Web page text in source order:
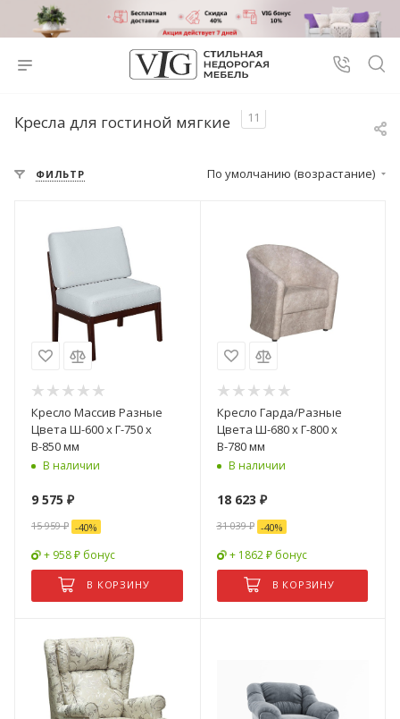
Кресла для гостиной мягкие 11
ФИЛЬТР По умолчанию (возрастание)
Кресло Массив Разные
Цвета Ш-600 х Г-750 х
В-850 мм
В наличии
9 575 ₽
15 959₽ -40%
+ 958 ₽ бонус
В КОРЗИНУ
Кресло Гарда/Разные
Цвета Ш-680 х Г-800 х
В-780 мм
В наличии
18 623 ₽
31 039₽ -40%
+ 1862 ₽ бонус
В КОРЗИНУ